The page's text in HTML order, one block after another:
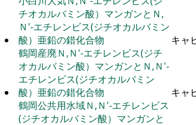
チオカルバミン酸）マンガンとＮ,
Ｎ'-エチレンビス(ジチオカルバミン
酸）亜鉛の錯化合物
キャ
鶴岡産廃Ｎ,Ｎ'-エチレンビス(ジチ
オカルバミン酸）マンガンとＮ,Ｎ'-
エチレンビス(ジチオカルバミン
酸）亜鉛の錯化合物
キャ
鶴岡公共用水域Ｎ,Ｎ'-エチレンビス
(ジチオカルバミン酸）マンガンと